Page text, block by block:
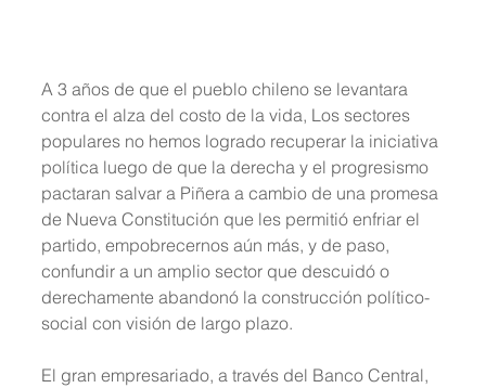
A 3 años de que el pueblo chileno se levantara
contra el alza del costo de la vida, Los sectores
populares no hemos logrado recuperar la iniciativa
política luego de que la derecha y el progresismo
pactaran salvar a Piñera a cambio de una promesa
de Nueva Constitución que les permitió enfriar el
partido, empobrecernos aún más, y de paso,
confundir a un amplio sector que descuidó o
derechamente abandonó la construcción político-
social con visión de largo plazo.
El gran empresariado, a través del Banco Central,